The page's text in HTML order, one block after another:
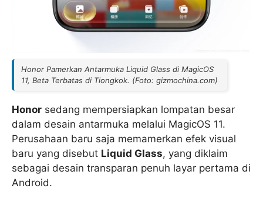
Honor Pamerkan Antarmuka Liquid Glass di MagicOS
11, Beta Terbatas di Tiongkok. (Foto: gizmochina.com)
Honor sedang mempersiapkan lompatan besar
dalam desain antarmuka melalui MagicOS 11.
Perusahaan baru saja memamerkan efek visual
baru yang disebut Liquid Glass, yang diklaim
sebagai desain transparan penuh layar pertama di
Android.